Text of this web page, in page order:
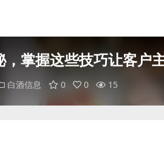
掌握这些技巧让客户
白酒信息 0 0 15